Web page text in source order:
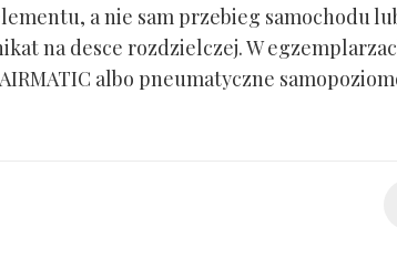
a nie sam przebieg samochodu
na desce rozdzielczej. W
albo pneumatyczne